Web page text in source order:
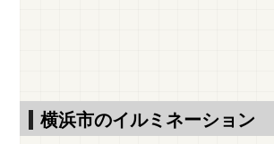
横浜市のイルミネーション